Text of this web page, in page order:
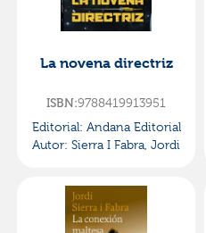
La novena directriz
ISBN:9788419913951
Editorial: Andana Editorial
Autor: Sierra I Fabra, Jordi